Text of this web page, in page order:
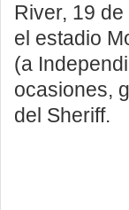
River, 19
el estadio
(a
ocasiones,
del Sheriff.